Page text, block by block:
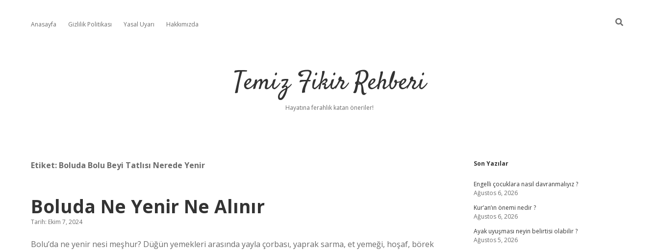
Anasayfa Gizlilik Politikası Yasal Uyarı Hakkımızda
Temiz Fikir Rehberi
Hayatına ferahlık katan öneriler!
Etiket: Boluda Bolu Beyi Tatlısı Nerede Yenir
Boluda Ne Yenir Ne Alınır
Tarih: Ekim 7, 2024
Bolu’da ne yenir nesi meşhur? Düğün yemekleri arasında yayla çorbası, yaprak sarma, et yemeği, hoşaf, börek
Sidebar
Son Yazılar
Engelli çocuklara nasıl davranmalıyız ?
Ağustos 6, 2026
Kur’an’ın önemi nedir ?
Ağustos 6, 2026
Ayak uyuşması neyin belirtisi olabilir ?
Ağustos 5, 2026